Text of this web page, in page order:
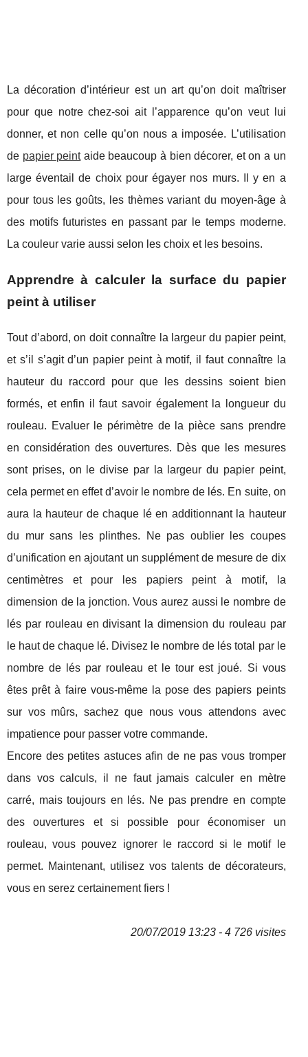
La décoration d’intérieur est un art qu’on doit maîtriser
pour que notre chez-soi ait l’apparence qu’on veut lui
donner, et non celle qu’on nous a imposée. L’utilisation
de papier peintaide beaucoup à bien décorer, et on a un
large éventail de choix pour égayer nos murs. Il y en a
pour tous les goûts, les thèmes variant du moyen-âge à
des motifs futuristes en passant par le temps moderne.
La couleur varie aussi selon les choix et les besoins.
Apprendre à calculer la surface du papier
peint à utiliser
Tout d’abord, on doit connaître la largeur du papier peint,
et s’il s’agit d’un papier peint à motif, il faut connaître la
hauteur du raccord pour que les dessins soient bien
formés, et enfin il faut savoir également la longueur du
rouleau. Evaluer le périmètre de la pièce sans prendre
en considération des ouvertures. Dès que les mesures
sont prises, on le divise par la largeur du papier peint,
cela permet en effet d’avoir le nombre de lés. En suite, on
aura la hauteur de chaque lé en additionnant la hauteur
du mur sans les plinthes. Ne pas oublier les coupes
d’unification en ajoutant un supplément de mesure de dix
centimètres et pour les papiers peint à motif, la
dimension de la jonction. Vous aurez aussi le nombre de
lés par rouleau en divisant la dimension du rouleau par
le haut de chaque lé. Divisez le nombre de lés total par le
nombre de lés par rouleau et le tour est joué. Si vous
êtes prêt à faire vous-même la pose des papiers peints
sur vos mûrs, sachez que nous vous attendons avec
impatience pour passer votre commande.
Encore des petites astuces afin de ne pas vous tromper
dans vos calculs, il ne faut jamais calculer en mètre
carré, mais toujours en lés. Ne pas prendre en compte
des ouvertures et si possible pour économiser un
rouleau, vous pouvez ignorer le raccord si le motif le
permet. Maintenant, utilisez vos talents de décorateurs,
vous en serez certainement fiers !
20/07/2019 13:23 - 4 726 visites